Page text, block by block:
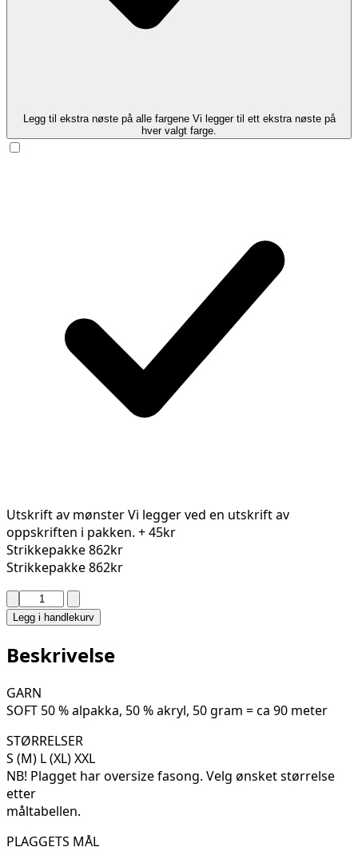
Legg til ekstra nøste på alle fargene Vi legger til ett ekstra nøste på
hver valgt farge.
Utskrift av mønsterVi legger ved en utskrift av
oppskriften i pakken. + 45kr
Strikkepakke862kr
Strikkepakke862kr
CORD
JAKKE
320-
19G
antall
Legg i handlekurv
Beskrivelse
GARN
SOFT 50 % alpakka, 50 % akryl, 50 gram = ca 90 meter
STØRRELSER
S (M) L (XL) XXL
NB! Plagget har oversize fasong. Velg ønsket størrelse
etter
måltabellen.
PLAGGETS MÅL